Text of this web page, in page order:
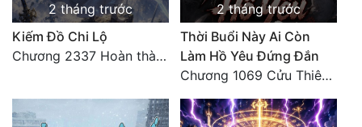
2 tháng trước
Kiếm Đồ Chi Lộ
Chương 2337 Hoàn thành lời cảm tưởng
2 tháng trước
Thời Buổi Này Ai Còn
Làm Hồ Yêu Đứng Đắn
Chương 1069 Cửu Thiên Thập Địa Nghiệt Chướng Chân Quân (Đại Kết Cục) (3)